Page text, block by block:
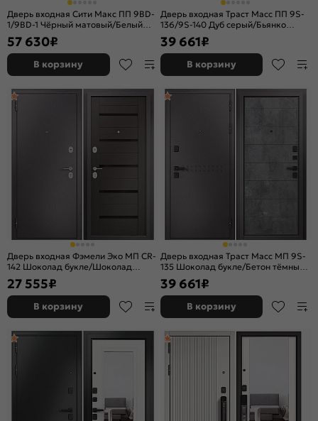
Дверь входная Сити Макс ПП 9BD-
1/9BD-1 Чёрный матовый/Белый
софт, 2 замка, с ночной задвижкой
57 630₽
В корзину
Дверь входная Траст Масс ПП 9S-
136/9S-140 Дуб серый/Бьянко
ларче, с зеркалом, 2 замка, с
ночной задвижкой
39 661₽
В корзину
Дверь входная Фэмели Эко МП CR-
142 Шоколад букле/Шоколад
ларче, 2 замка
27 555₽
В корзину
Дверь входная Траст Масс МП 9S-
135 Шоколад букле/Бетон тёмный,
2 замка, с ночной задвижкой
39 661₽
В корзину